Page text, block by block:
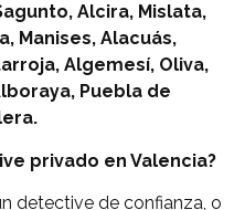
Alcira, Mislata,
Manises, Alacuás,
Algemesí, Oliva,
Puebla de
privado en Valencia?
detective de confianza, o